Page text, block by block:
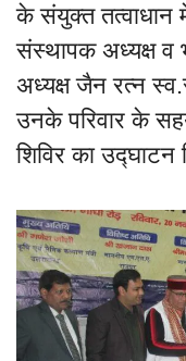
के संयुक्त
संस्थापक अध्यक्ष व
अध्यक्ष जैन रत्न
उनके परिवार के
शिविर का उद्घाटन